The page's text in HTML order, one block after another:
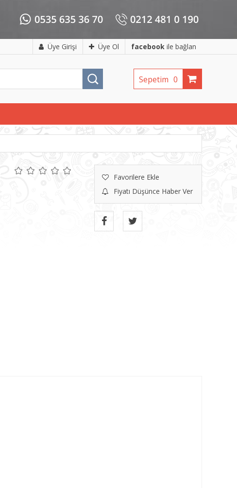
Üye Girişi Üye Ol facebook ile bağlan
Sepetim 0
Favorilere Ekle
Fiyatı Düşünce Haber Ver